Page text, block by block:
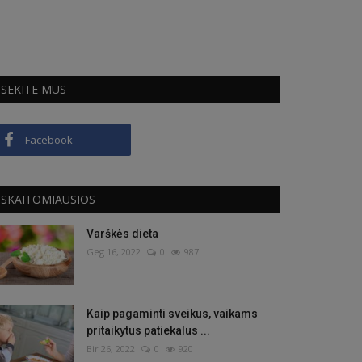
SEKITE MUS
Facebook
SKAITOMIAUSIOS
Varškės dieta
Geg 16, 2022 0 987
Kaip pagaminti sveikus, vaikams
pritaikytus patiekalus ...
Bir 26, 2022 0 920